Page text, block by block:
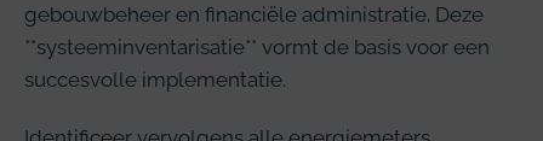
gebouwbeheer en financiële administratie. Deze
**systeeminventarisatie** vormt de basis voor een
succesvolle implementatie.